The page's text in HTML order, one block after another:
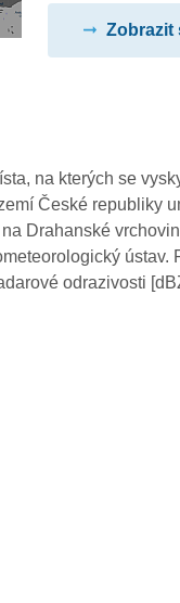
Zobrazit
na kterých se
České republiky
Drahanské
odrazivosti